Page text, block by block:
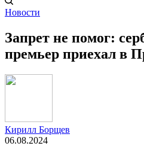
Новости
Запрет не помог:
премьер приехал в
Кирилл Борщев
06.08.2024